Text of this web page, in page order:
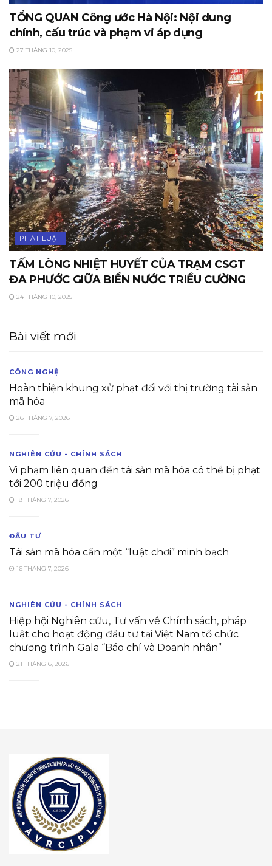
TỔNG QUAN Công ước Hà Nội: Nội dung
chính, cấu trúc và phạm vi áp dụng
27 THÁNG 10, 2025
PHÁT LUẬT
TẤM LÒNG NHIỆT HUYẾT CỦA TRẠM CSGT
ĐA PHƯỚC GIỮA BIỂN NƯỚC TRIỀU CƯỜNG
24 THÁNG 10, 2025
Bài viết mới
CÔNG NGHỆ
Hoàn thiện khung xử phạt đối với thị trường tài sản
mã hóa
26 THÁNG 7, 2026
NGHIÊN CỨU - CHÍNH SÁCH
Vi phạm liên quan đến tài sản mã hóa có thể bị phạt
tới 200 triệu đồng
18 THÁNG 7, 2026
ĐẦU TƯ
Tài sản mã hóa cần một “luật chơi” minh bạch
16 THÁNG 7, 2026
NGHIÊN CỨU - CHÍNH SÁCH
Hiệp hội Nghiên cứu, Tư vấn về Chính sách, pháp
luật cho hoạt động đầu tư tại Việt Nam tổ chức
chương trình Gala “Báo chí và Doanh nhân”
21 THÁNG 6, 2026